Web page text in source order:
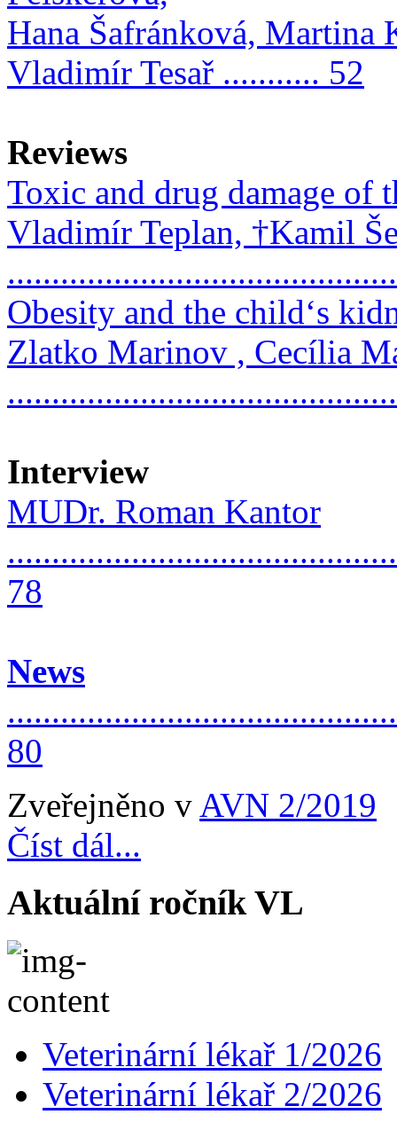
Hana Šafránková, Martina
Vladimír Tesař ........... 52
Reviews
Toxic and drug damage of
Vladimír Teplan, †Kamil
Obesity and the child‘s
Zlatko Marinov , Cecília
Interview
MUDr. Roman Kantor
78
News
80
Zveřejněno v AVN 2/2019
Číst dál...
Aktuální ročník VL
Veterinární lékař 1/2026
Veterinární lékař 2/2026